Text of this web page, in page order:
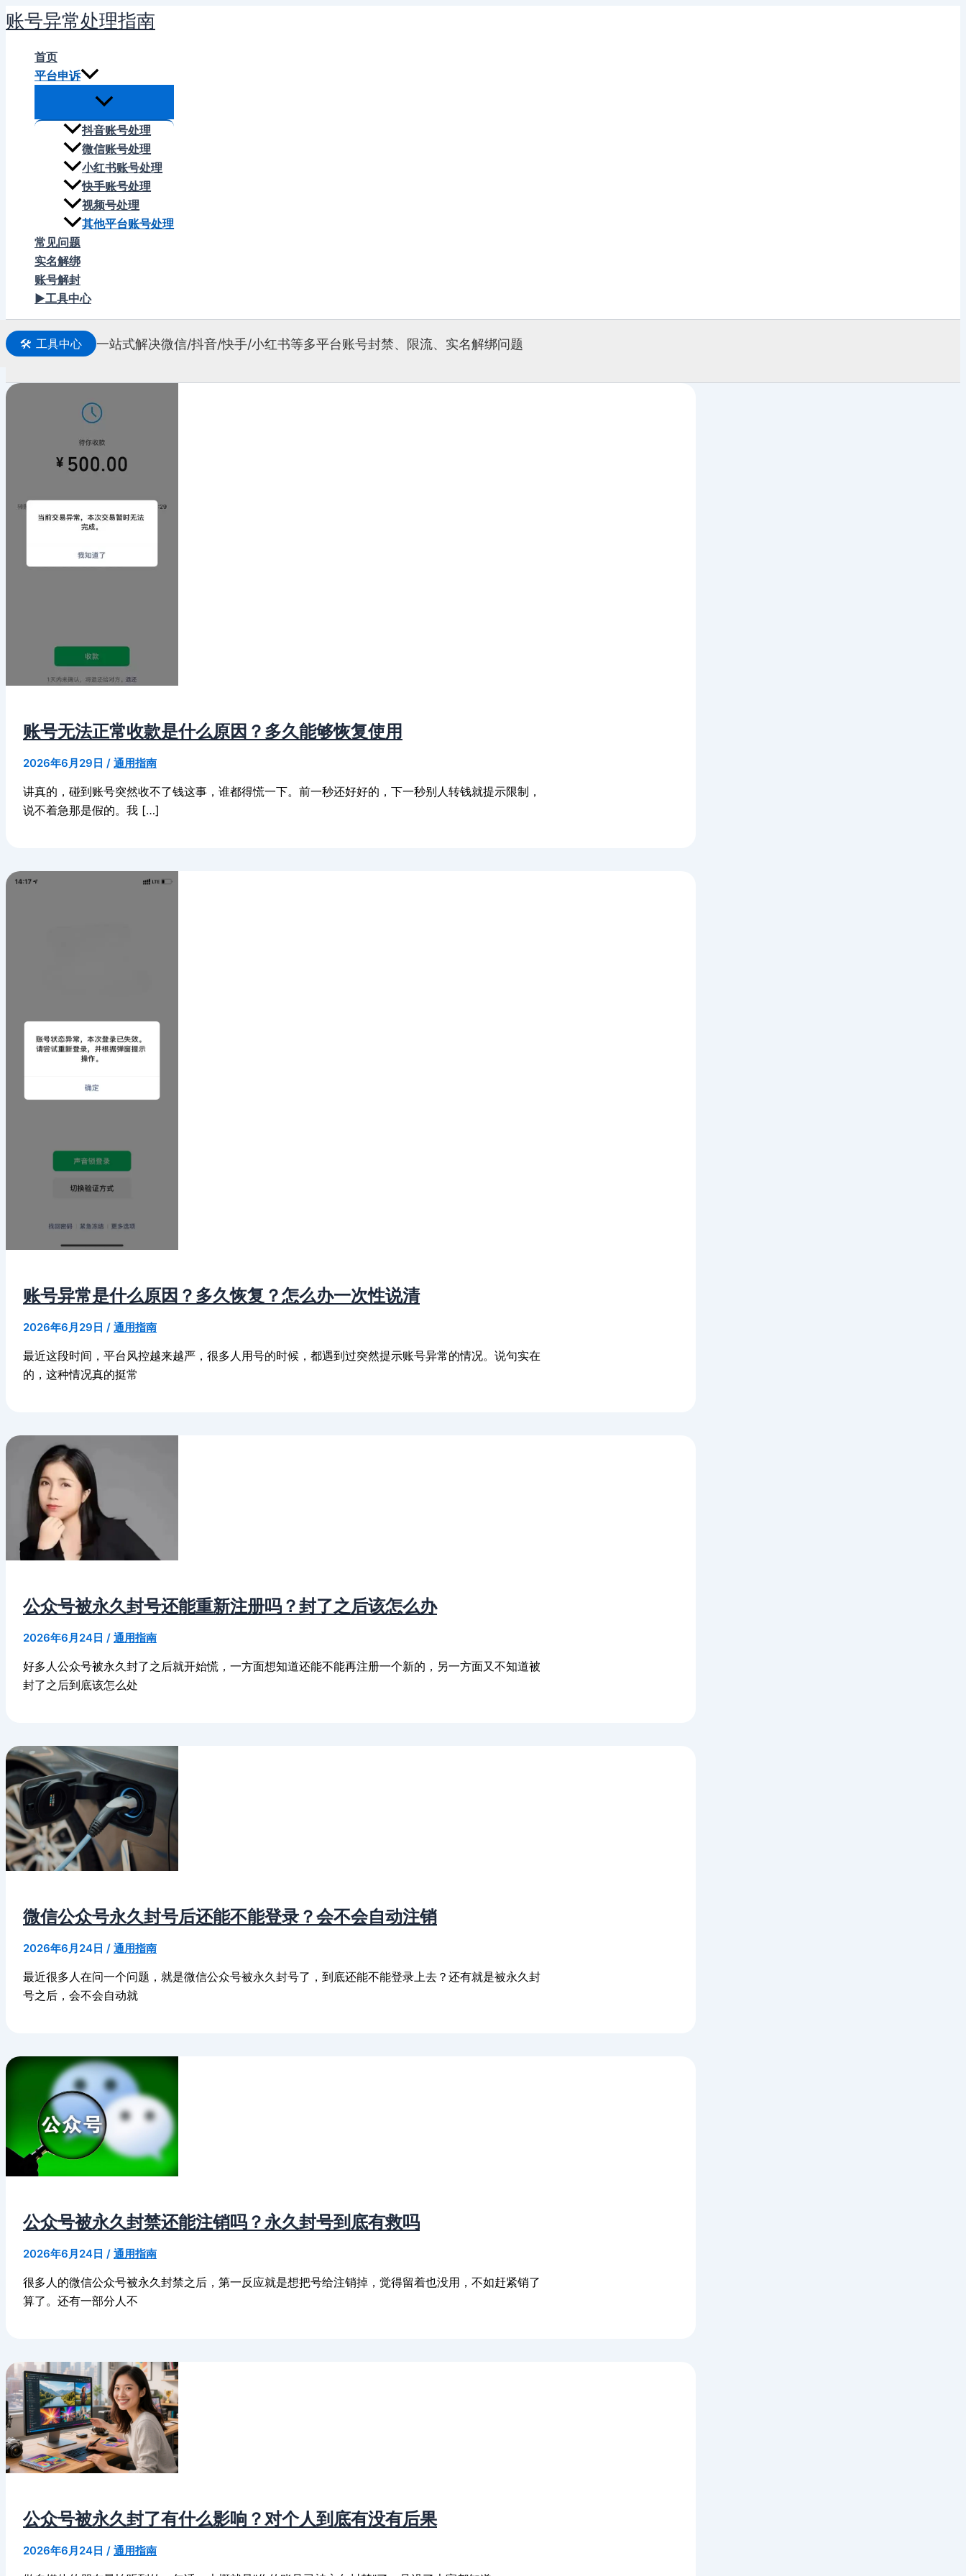
跳
至
账号异常处理指南
首页
平台申诉
抖音账号处理
微信账号处理
小红书账号处理
快手账号处理
视频号处理
其他平台账号处理
常见问题
实名解绑
账号解封
▶工具中心
🛠️ 工具中心 一站式解决微信/抖音/快手/小红书等多平台账号封禁、限流、实名解绑问题
索
账号无法正常收款是什么原因？多久能够恢复使用
2026年6月29日 / 通用指南
讲真的，碰到账号突然收不了钱这事，谁都得慌一下。前一秒还好好的，下一秒别人转钱就提示限制，
说不着急那是假的。我 […]
账号异常是什么原因？多久恢复？怎么办一次性说清
2026年6月29日 / 通用指南
最近这段时间，平台风控越来越严，很多人用号的时候，都遇到过突然提示账号异常的情况。说句实在
的，这种情况真的挺常
公众号被永久封号还能重新注册吗？封了之后该怎么办
2026年6月24日 / 通用指南
好多人公众号被永久封了之后就开始慌，一方面想知道还能不能再注册一个新的，另一方面又不知道被
封了之后到底该怎么处
微信公众号永久封号后还能不能登录？会不会自动注销
2026年6月24日 / 通用指南
最近很多人在问一个问题，就是微信公众号被永久封号了，到底还能不能登录上去？还有就是被永久封
号之后，会不会自动就
公众号被永久封禁还能注销吗？永久封号到底有救吗
2026年6月24日 / 通用指南
很多人的微信公众号被永久封禁之后，第一反应就是想把号给注销掉，觉得留着也没用，不如赶紧销了
算了。还有一部分人不
公众号被永久封了有什么影响？对个人到底有没有后果
2026年6月24日 / 通用指南